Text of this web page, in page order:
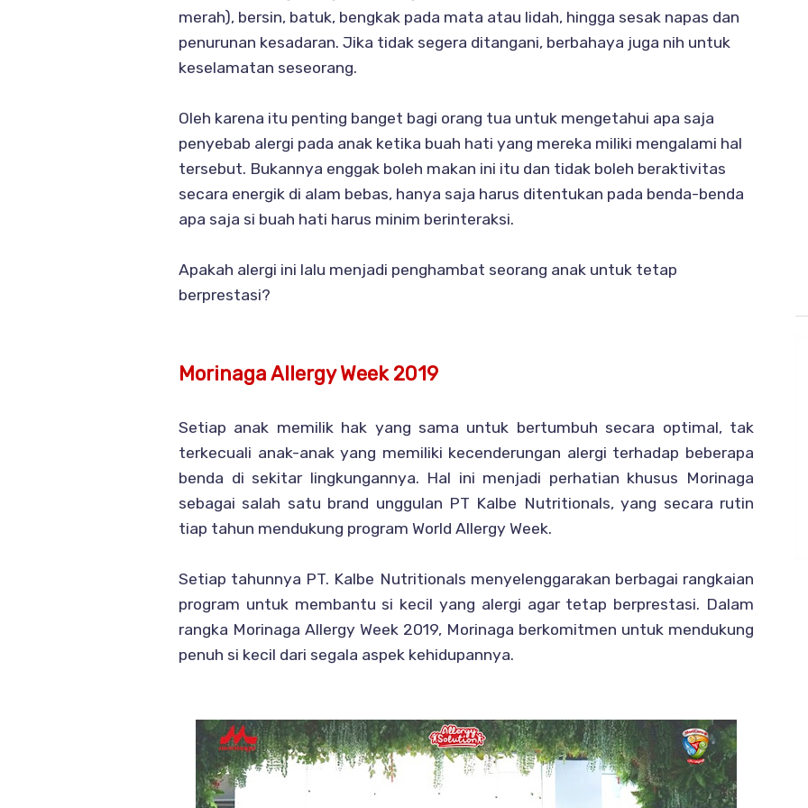
merah), bersin, batuk, bengkak pada mata atau lidah, hingga sesak napas dan
penurunan kesadaran. Jika tidak segera ditangani, berbahaya juga nih untuk
keselamatan seseorang.
Oleh karena itu penting banget bagi orang tua untuk mengetahui apa saja
penyebab alergi pada anak ketika buah hati yang mereka miliki mengalami hal
tersebut. Bukannya enggak boleh makan ini itu dan tidak boleh beraktivitas
secara energik di alam bebas, hanya saja harus ditentukan pada benda-benda
apa saja si buah hati harus minim berinteraksi.
Apakah alergi ini lalu menjadi penghambat seorang anak untuk tetap
berprestasi?
Morinaga Allergy Week 2019
Setiap anak memilik hak yang sama untuk bertumbuh secara optimal, tak
terkecuali anak-anak yang memiliki kecenderungan alergi terhadap beberapa
benda di sekitar lingkungannya. Hal ini menjadi perhatian khusus Morinaga
sebagai salah satu brand unggulan PT Kalbe Nutritionals, yang secara rutin
tiap tahun mendukung program World Allergy Week.
Setiap tahunnya PT. Kalbe Nutritionals menyelenggarakan berbagai rangkaian
program untuk membantu si kecil yang alergi agar tetap berprestasi. Dalam
rangka Morinaga Allergy Week 2019, Morinaga berkomitmen untuk mendukung
penuh si kecil dari segala aspek kehidupannya.